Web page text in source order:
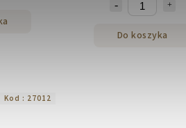
Do koszyka
Kod : 27012